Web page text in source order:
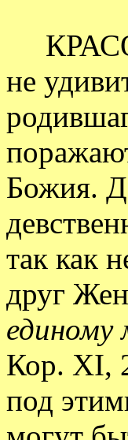
не
Божия.
так как
друг
Кор. XI,
под